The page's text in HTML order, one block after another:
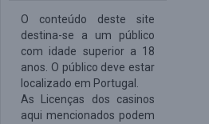
O conteúdo deste site
destina-se a um público
com idade superior a 18
anos. O público deve estar
localizado em Portugal.
As Licenças dos casinos
aqui mencionados podem